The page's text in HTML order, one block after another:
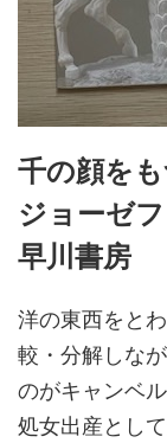
千の顔を
ジョーゼ
早川書房
洋の東西をと
較・分解しな
のがキャンベ
処女出産とし